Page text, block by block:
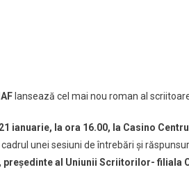
lansează cel mai nou roman al
ianuarie, la ora 16.00, la Casino
unei sesiuni de întrebări şi
preşedinte al Uniunii Scriitorilor- filiala